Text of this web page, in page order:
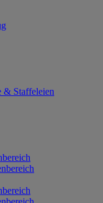
& Staffeleien